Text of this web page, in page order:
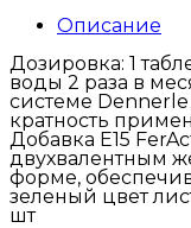
Описание
Дозировка: 1
воды 2 раза в
системе
кратность
Добавка E15
двухвалентным
форме,
зеленый цвет
шт